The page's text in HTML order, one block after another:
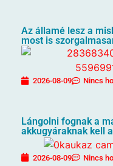
Az államé lesz a
most is
2026-08-09 Nincs
Lángolni fognak a
akkugyáraknak kell
2026-08-09 Nincs